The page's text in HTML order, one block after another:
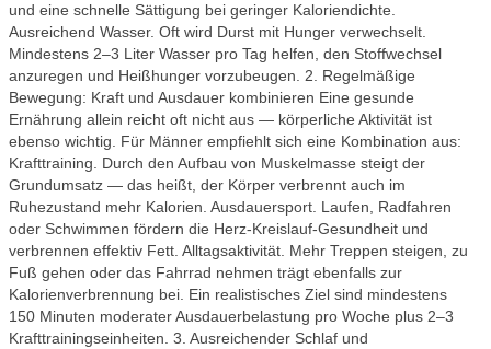
und eine schnelle Sättigung bei geringer Kaloriendichte.
Ausreichend Wasser. Oft wird Durst mit Hunger verwechselt.
Mindestens 2–3 Liter Wasser pro Tag helfen, den Stoffwechsel
anzuregen und Heißhunger vorzubeugen. 2. Regelmäßige
Bewegung: Kraft und Ausdauer kombinieren Eine gesunde
Ernährung allein reicht oft nicht aus — körperliche Aktivität ist
ebenso wichtig. Für Männer empfiehlt sich eine Kombination aus:
Krafttraining. Durch den Aufbau von Muskelmasse steigt der
Grundumsatz — das heißt, der Körper verbrennt auch im
Ruhezustand mehr Kalorien. Ausdauersport. Laufen, Radfahren
oder Schwimmen fördern die Herz‑Kreislauf‑Gesundheit und
verbrennen effektiv Fett. Alltagsaktivität. Mehr Treppen steigen, zu
Fuß gehen oder das Fahrrad nehmen trägt ebenfalls zur
Kalorienverbrennung bei. Ein realistisches Ziel sind mindestens
150 Minuten moderater Ausdauerbelastung pro Woche plus 2–3
Krafttrainingseinheiten. 3. Ausreichender Schlaf und